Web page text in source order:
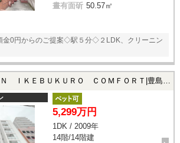
晝有面斫 50.57㎡
金0円からのご提案◇駅５分◇２LDK、クリーニン
ＥＢＵＫＵＲＯ ＣＯＭＦＯＲＴ|豊島区上池袋3の中古マンション
5,299万円
1DK / 2009年
14階/14階建